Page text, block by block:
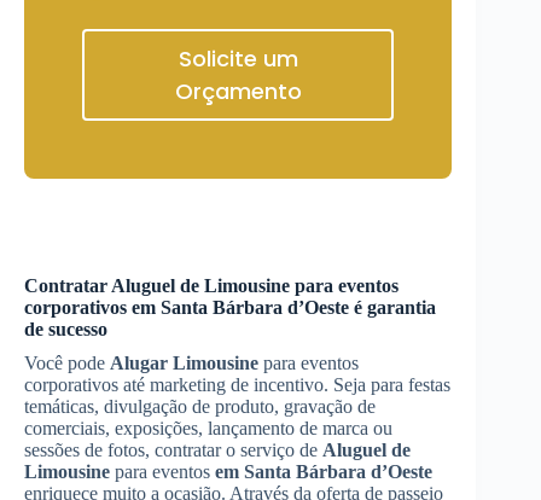
Solicite um
Orçamento
Contratar Aluguel de Limousine para eventos
corporativos em Santa Bárbara d’Oeste é garantia
de sucesso
Você pode Alugar Limousine para eventos
corporativos até marketing de incentivo. Seja para festas
temáticas, divulgação de produto, gravação de
comerciais, exposições, lançamento de marca ou
sessões de fotos, contratar o serviço de Aluguel de
Limousine para eventos em Santa Bárbara d’Oeste
enriquece muito a ocasião. Através da oferta de passeio